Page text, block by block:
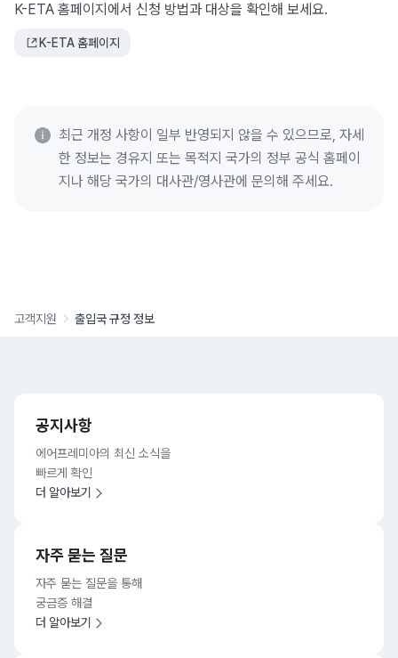
K-ETA 홈페이지에서 신청 방법과 대상을 확인해 보세요.
K-ETA 홈페이지
최근 개정 사항이 일부 반영되지 않을 수 있으므로, 자세
한 정보는 경유지 또는 목적지 국가의 정부 공식 홈페이
지나 해당 국가의 대사관/영사관에 문의해 주세요.
고객지원 출입국 규정 정보
공지사항
에어프레미아의 최신 소식을
빠르게 확인
더 알아보기
자주 묻는 질문
자주 묻는 질문을 통해
궁금증 해결
더 알아보기